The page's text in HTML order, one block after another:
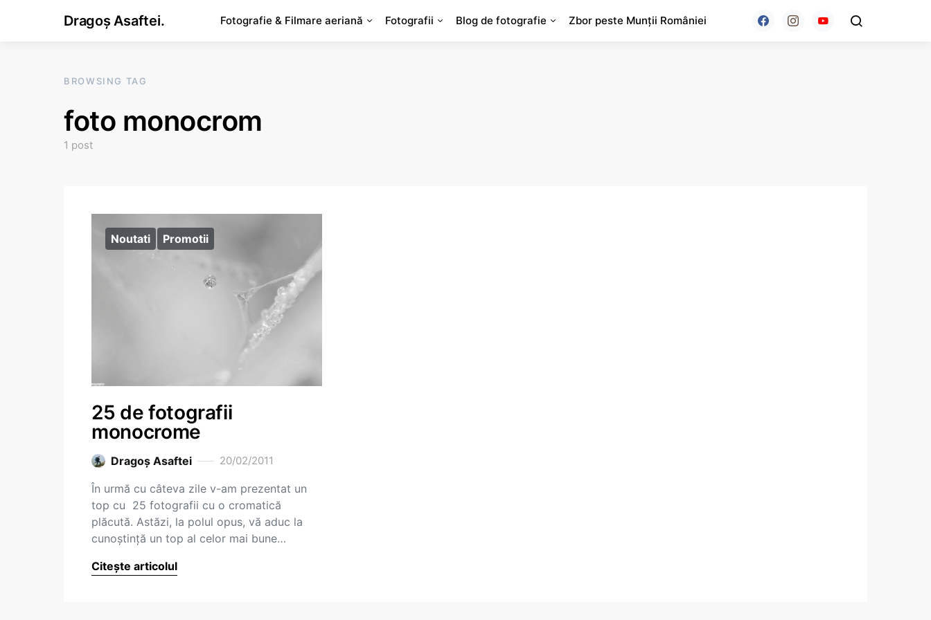
Dragoș Asaftei. Fotografie & Filmare aeriană Fotografii Blog de fotografie Zbor peste Munții României
BROWSING TAG
foto monocrom
1 post
Noutati Promotii
25 de fotografii
monocrome
Dragoş Asaftei 20/02/2011
În urmă cu câteva zile v-am prezentat un
top cu 25 fotografii cu o cromatică
plăcută. Astăzi, la polul opus, vă aduc la
cunoştinţă un top al celor mai bune…
Citește articolul